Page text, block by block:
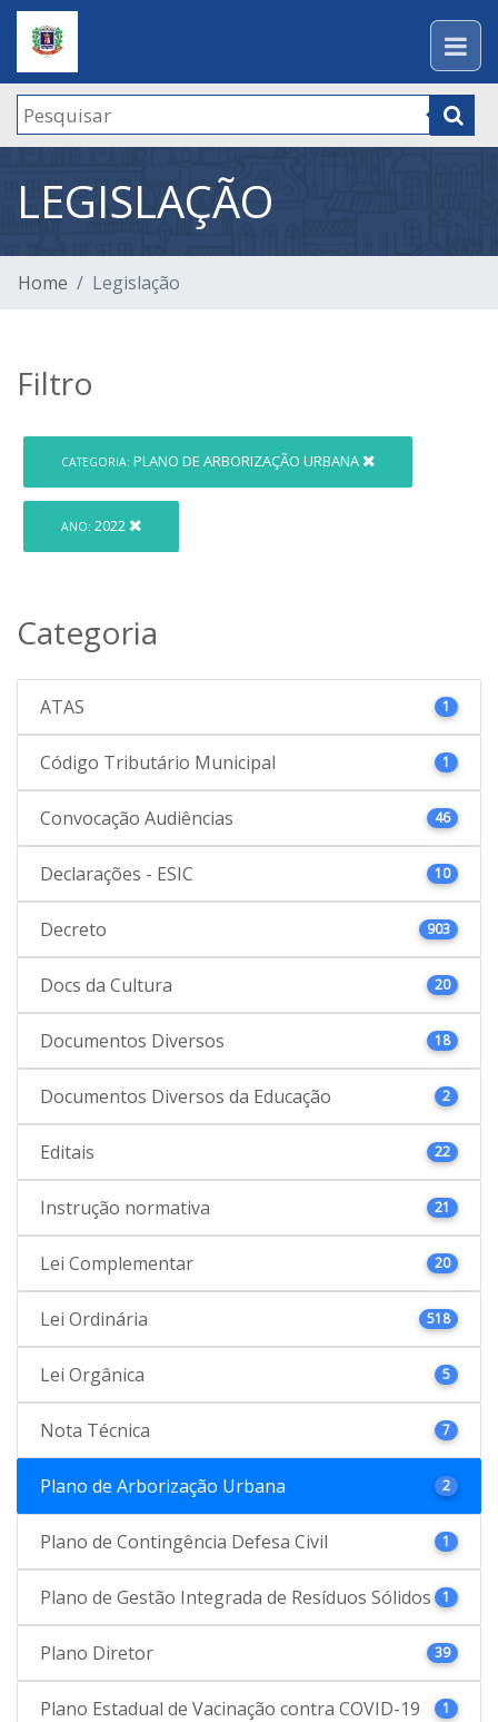
LEGISLAÇÃO
Home Legislação
Filtro
CATEGORIA: PLANO DE ARBORIZAÇÃO URBANA
ANO: 2022
Categoria
ATAS 1
Código Tributário Municipal 1
Convocação Audiências 46
Declarações - ESIC 10
Decreto 903
Docs da Cultura 20
Documentos Diversos 18
Documentos Diversos da Educação 2
Editais 22
Instrução normativa 21
Lei Complementar 20
Lei Ordinária 518
Lei Orgânica 5
Nota Técnica 7
Plano de Arborização Urbana 2
Plano de Contingência Defesa Civil 1
Plano de Gestão Integrada de Resíduos Sólidos 1
Plano Diretor 39
Plano Estadual de Vacinação contra COVID-19 1